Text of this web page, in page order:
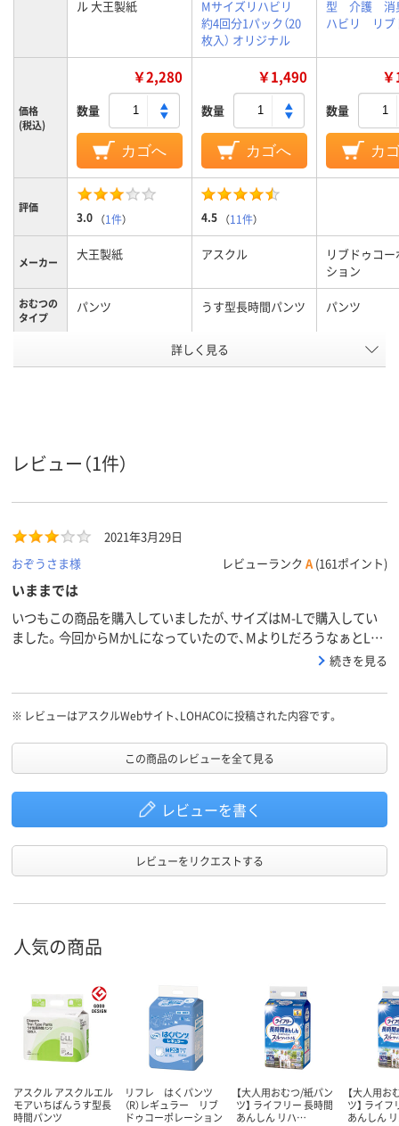
ル 大王製紙
Mサイズリハビリ
約4回分1パック（20
枚入） オリジナル
型 介護
ハビリ リブ
価格
(税込)
￥2,280
数量
カゴへ
￥1,490
数量
カゴへ
数量
カ
評価
3.0 （1件） 4.5 （11件）
メーカー 大王製紙 アスクル
リブドゥコ
ション
おむつの
タイプ
パンツ うす型長時間パンツ パンツ
男女共用 男女共用
詳しく見る
レビュー（1件）
2021年3月29日
おぞうさま様
レビューランク A (161ポイント)
いままでは
いつもこの商品を購入していましたが、サイズはM-Lで購入してい
ました。今回からMかLになっていたので、MよりLだろうなぁとLを
購入。５回＋αとなっており、期待したのですが、２，３回分になる
かったですが、今回、なんと１２袋も買ってしまいました。残念。
続きを見る
※ レビューはアスクルWebサイト、LOHACOに投稿された内容です。
この商品のレビューを全て見る
レビューを書く
レビューをリクエストする
人気の商品
アスクル アスクルエル
モアいちばんうす型長
時間パンツ
リフレ はくパンツ
（R）レギュラー リブ
ドゥコーポレーション
【大人用おむつ/紙パン
ツ】 ライフリー 長時間
あんしん リハ…
【大人用お
ツ】 ライ
あんしん